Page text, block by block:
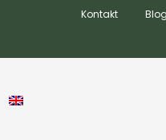
Kontakt Blog